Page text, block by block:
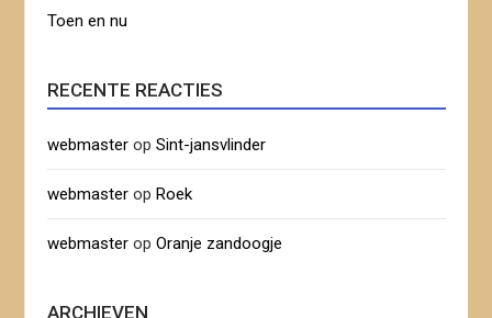
Toen en nu
RECENTE REACTIES
webmaster opSint-jansvlinder
webmaster opRoek
webmaster opOranje zandoogje
ARCHIEVEN